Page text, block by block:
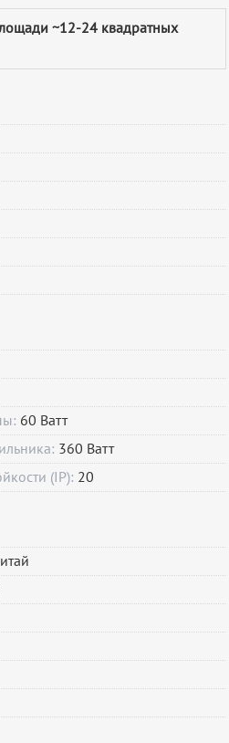
~12-24 квадратных
60 Ватт
360 Ватт
(IP): 20